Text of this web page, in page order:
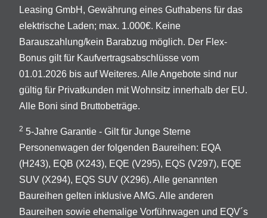
Leasing GmbH, Gewährung eines Guthabens für das
elektrische Laden; max. 1.000€. Keine
Barauszahlung/kein Barabzug möglich. Der Flex-
Bonus gilt für Kaufvertragsabschlüsse vom
01.01.2026 bis auf Weiteres. Alle Angebote sind nur
gültig für Privatkunden mit Wohnsitz innerhalb der EU.
Alle Boni sind Bruttobeträge.
2 5-Jahre Garantie - Gilt für Junge Sterne
Personenwagen der folgenden Baureihen: EQA
(H243), EQB (X243), EQE (V295), EQS (V297), EQE
SUV (X294), EQS SUV (X296). Alle genannten
Baureihen gelten inklusive AMG. Alle anderen
Baureihen sowie ehemalige Vorführwagen und EQV´s